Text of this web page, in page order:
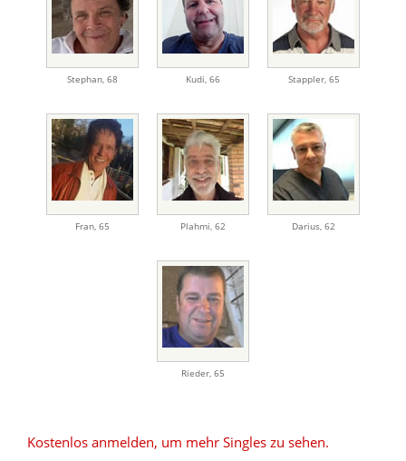
Stephan 68 Kudi 66 Stappler, 65
Fran 65 Plahmi 62 Darius 62
Rieder 65
Kostenlos anmelden, um mehr Singles zu sehen.